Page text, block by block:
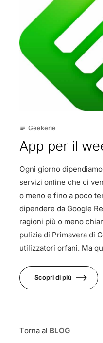
subject Geekerie
App per il
Ogni giorno
servizi online che ci
o meno e fino a poco
dipendere da Google
ragioni più o meno
pulizia di Primavera di
utilizzatori orfani. Ma
Scopri di più
Torna al BLOG